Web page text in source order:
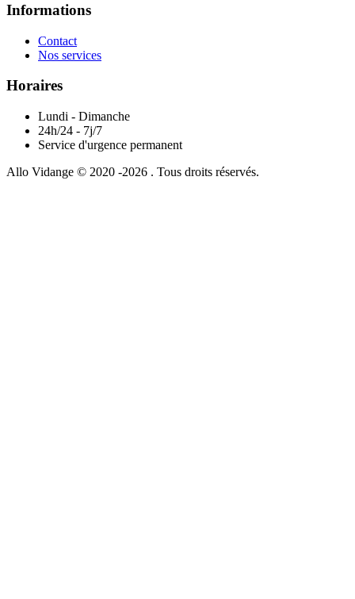
Informations
Contact
Nos services
Horaires
Lundi - Dimanche
24h/24 - 7j/7
Service d'urgence permanent
Allo Vidange © 2020 -2026 . Tous droits réservés.